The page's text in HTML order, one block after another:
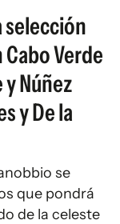
selección
Verde
Núñez
y De la
se
que pondrá
de la celeste